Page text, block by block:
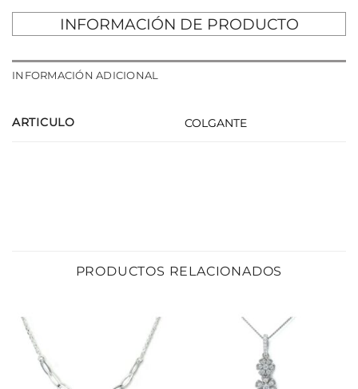
INFORMACIÓN DE PRODUCTO
INFORMACIÓN ADICIONAL
ARTICULO COLGANTE
PRODUCTOS RELACIONADOS